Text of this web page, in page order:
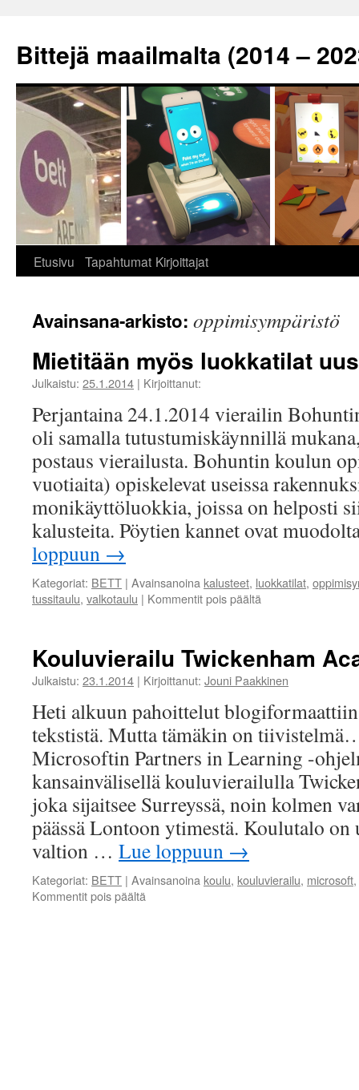
Bittejä maailmalta (2014 –
Etusivu Tapahtumat Kirjoittajat
Avainsana-arkisto: oppimisympäristö
Mietitään myös luokkatilat
Julkaistu: 25.1.2014 | Kirjoittanut:
Perjantaina 24.1.2014 vierailin
oli samalla tutustumiskäynnillä
postaus vierailusta. Bohuntin koulun
vuotiaita) opiskelevat useissa
monikäyttöluokkia, joissa on helposti
kalusteita. Pöytien kannet ovat
loppuun →
Kategoriat: BETT | Avainsanoina kalusteet, luokkatilat,
tussitaulu, valkotaulu | Kommentit pois päältä
uusiksi
Kouluvierailu Twickenham
Julkaistu: 23.1.2014 | Kirjoittanut: Jouni Paakkinen
Heti alkuun pahoittelut
tekstistä. Mutta tämäkin on
Microsoftin Partners in Learning -
kansainvälisellä kouluvierailulla
joka sijaitsee Surreyssä, noin kolmen
päässä Lontoon ytimestä. Koulutalo on
valtion … Lue loppuun →
Kategoriat: BETT | Avainsanoina koulu, kouluvierailu, microsoft,
Kommentit pois päältä